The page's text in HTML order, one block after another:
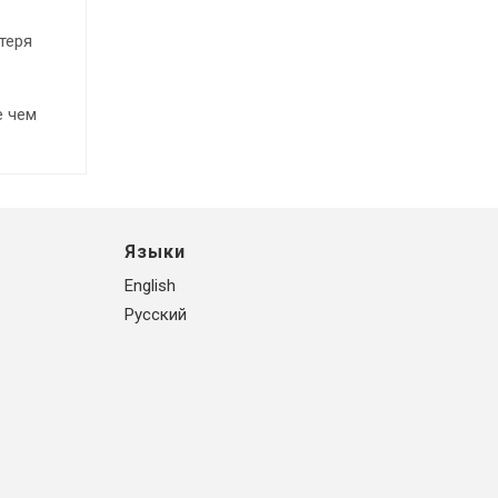
чем
Языки
English
Русский